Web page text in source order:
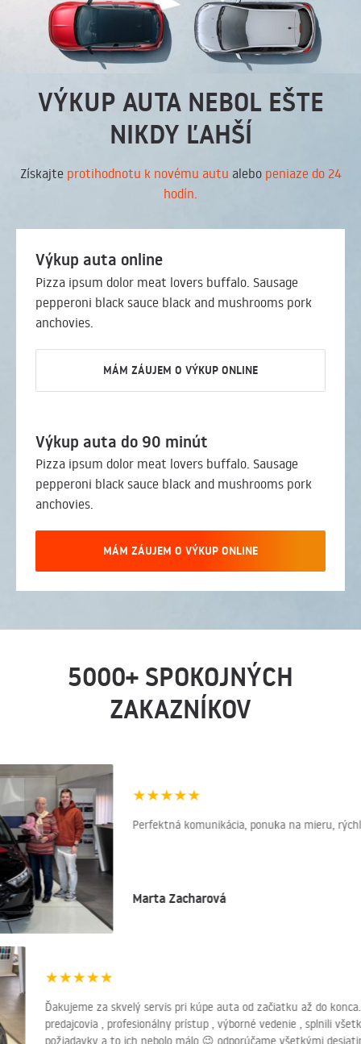
VÝKUP AUTA NEBOL EŠTE
NIKDY ĽAHŠÍ
Získajte protihodnotu k novému autu alebo peniaze do 24
hodín.
Výkup auta online
Pizza ipsum dolor meat lovers buffalo. Sausage
pepperoni black sauce black and mushrooms pork
anchovies.
MÁM ZÁUJEM O VÝKUP ONLINE
Výkup auta do 90 minút
Pizza ipsum dolor meat lovers buffalo. Sausage
pepperoni black sauce black and mushrooms pork
anchovies.
MÁM ZÁUJEM O VÝKUP ONLINE
5000+ SPOKOJNÝCH
ZAKAZNÍKOV
★★★★★
Perfektná komunikácia, ponuka na mieru,
Marta Zacharová
★★★★★
Ďakujeme za skvelý servis pri kúpe auta od začiatku až do
predajcovia , profesionálny prístup , výborné vedenie , splnili
požiadavky a to ich nebolo málo 😉 odporúčame všetkými